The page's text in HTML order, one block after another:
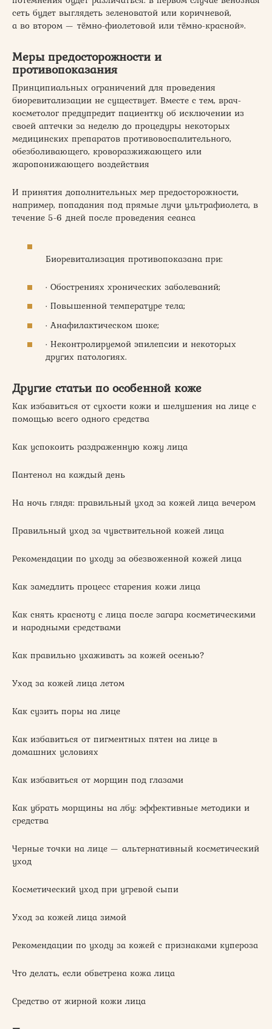
сеть будет выглядеть зеленоватой или коричневой,
а во втором — тёмно-фиолетовой или тёмно-красной».
Меры предосторожности и
противопоказания
Принципиальных ограничений для проведения
биоревитализации не существует. Вместе с тем, врач-
косметолог предупредит пациентку об исключении из
своей аптечки за неделю до процедуры некоторых
медицинских препаратов противовоспалительного,
обезболивающего, кроворазжижающего или
жаропонижающего воздействия
И принятия дополнительных мер предосторожности,
например, попадания под прямые лучи ультрафиолета, в
течение 5-6 дней после проведения сеанса
Биоревитализация противопоказана при:
· Обострениях хронических заболеваний;
· Повышенной температуре тела;
· Анафилактическом шоке;
· Неконтролируемой эпилепсии и некоторых
других патологиях.
Другие статьи по особенной коже
Как избавиться от сухости кожи и шелушения на лице с
помощью всего одного средства
Как успокоить раздраженную кожу лица
Пантенол на каждый день
На ночь глядя: правильный уход за кожей лица вечером
Правильный уход за чувствительной кожей лица
Рекомендации по уходу за обезвоженной кожей лица
Как замедлить процесс старения кожи лица
Как снять красноту с лица после загара косметическими
и народными средствами
Как правильно ухаживать за кожей осенью?
Уход за кожей лица летом
Как сузить поры на лице
Как избавиться от пигментных пятен на лице в
домашних условиях
Как избавиться от морщин под глазами
Как убрать морщины на лбу: эффективные методики и
средства
Черные точки на лице — альтернативный косметический
уход
Косметический уход при угревой сыпи
Уход за кожей лица зимой
Рекомендации по уходу за кожей с признаками купероза
Что делать, если обветрена кожа лица
Средство от жирной кожи лица